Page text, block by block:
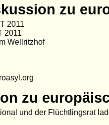
zu
2011
2011
Wellritzhof
zu
und der Flüchtlingsrat